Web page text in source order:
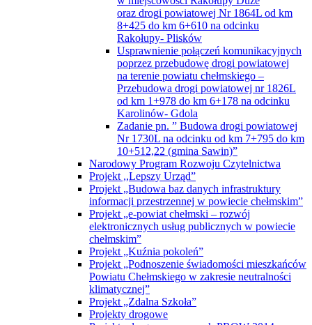
oraz drogi powiatowej Nr 1864L od km
8+425 do km 6+610 na odcinku
Rakołupy- Plisków
Usprawnienie połączeń komunikacyjnych
poprzez przebudowę drogi powiatowej
na terenie powiatu chełmskiego –
Przebudowa drogi powiatowej nr 1826L
od km 1+978 do km 6+178 na odcinku
Karolinów- Gdola
Zadanie pn. ” Budowa drogi powiatowej
Nr 1730L na odcinku od km 7+795 do km
10+512,22 (gmina Sawin)”
Narodowy Program Rozwoju Czytelnictwa
Projekt ,,Lepszy Urząd”
Projekt „Budowa baz danych infrastruktury
informacji przestrzennej w powiecie chełmskim”
Projekt „e-powiat chełmski – rozwój
elektronicznych usług publicznych w powiecie
chełmskim”
Projekt „Kuźnia pokoleń”
Projekt „Podnoszenie świadomości mieszkańców
Powiatu Chełmskiego w zakresie neutralności
klimatycznej”
Projekt „Zdalna Szkoła”
Projekty drogowe